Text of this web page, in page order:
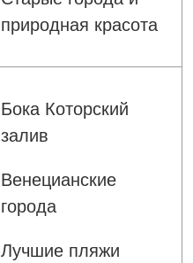
природная красота
Бока Которский
залив
Венецианские
города
Лучшие пляжи